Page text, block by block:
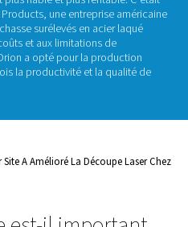
dépendent fortement des
précises et nettes, en
que l’aluminium et l’acier
est depuis longtemps
se tournent vers des
Products, une
des coûts et aux limitations de
Orion a opté pour la